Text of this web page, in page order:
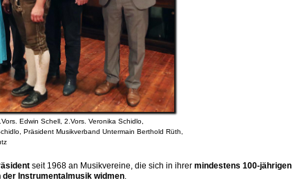
Edwin Schell, 2.Vors. Veronika Schidlo,
Präsident Musikverband Untermain Berthold Rüth,
seit 1968 an Musikvereine, die sich in ihrer mindestens 100-jährigen
Instrumentalmusik widmen